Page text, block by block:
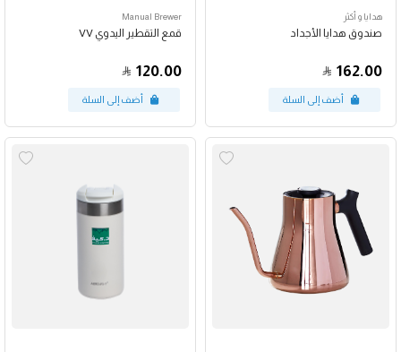
هدايا و أكثر
صندوق هدايا الأجداد
162.00
Manual Brewer
قمع التقطير اليدوي VV
120.00